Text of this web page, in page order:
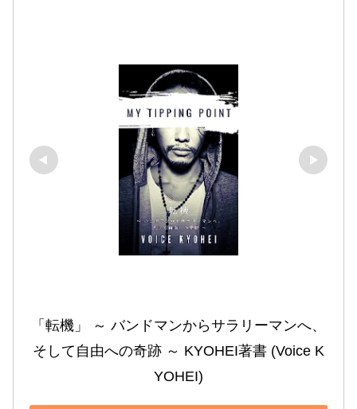
「転機」 ～ バンドマンからサラリーマンへ、
そして自由への奇跡 ～ KYOHEI著書 (Voice K
YOHEI)